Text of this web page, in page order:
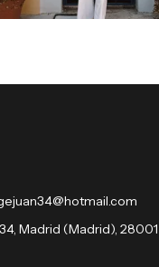
Madrid (Madrid), 28001